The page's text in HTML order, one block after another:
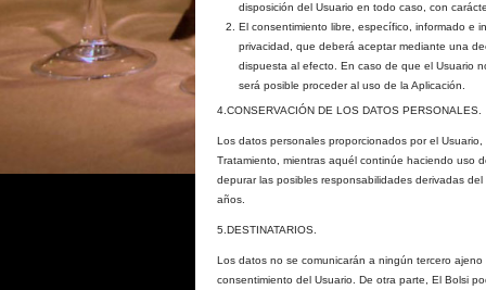
disposición del Usuario en todo caso, con
El consentimiento libre, específico, informado e
privacidad, que deberá aceptar mediante una
dispuesta al efecto. En caso de que el Usuario
será posible proceder al uso de la Aplicación.
4.CONSERVACIÓN DE LOS DATOS PERSONALES.
Los datos personales proporcionados por el
Tratamiento, mientras aquél continúe haciendo uso
depurar las posibles responsabilidades derivadas
años.
5.DESTINATARIOS.
Los datos no se comunicarán a ningún tercero
consentimiento del Usuario. De otra parte, El Bolsi